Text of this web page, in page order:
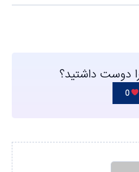
دوست داشتید؟
0